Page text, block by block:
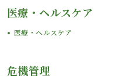
医療・ヘルスケア
医療・ヘルスケア
危機管理